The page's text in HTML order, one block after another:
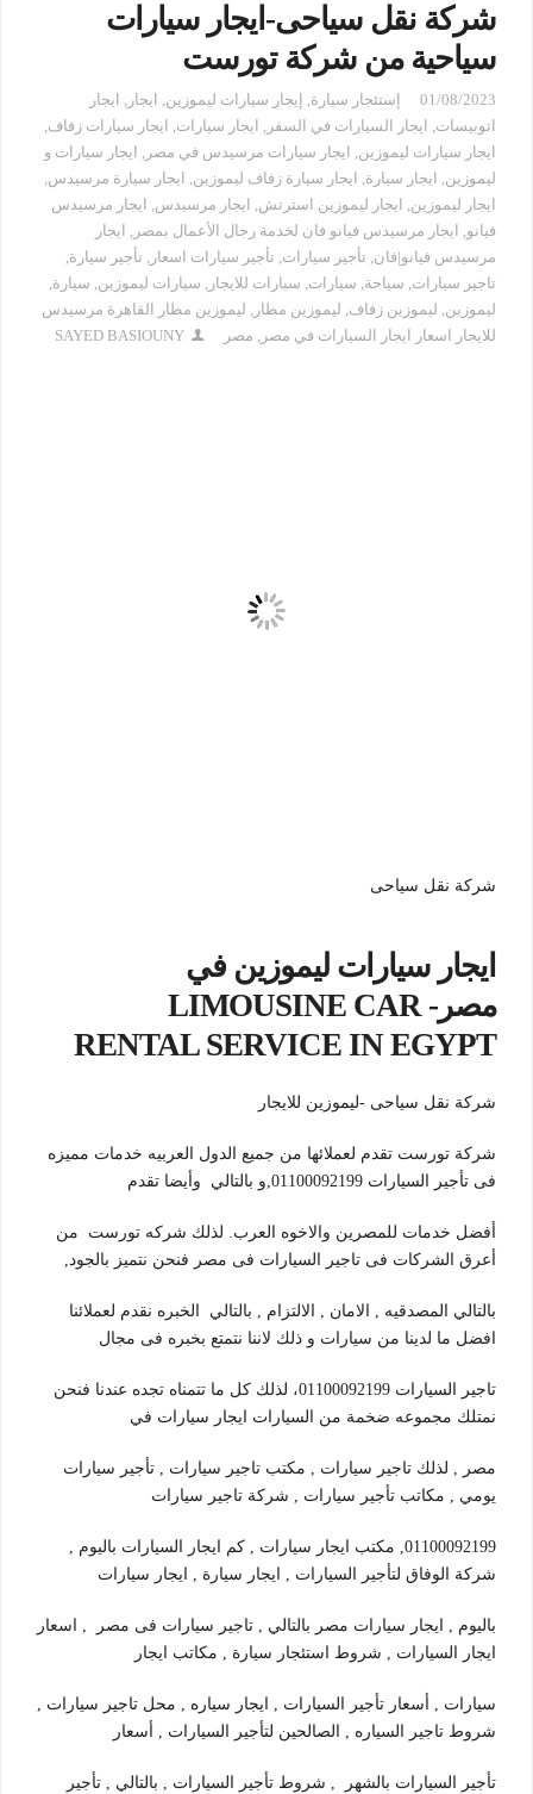
شركة نقل سياحى-ايجار سيارات
سياحية من شركة تورست
01/08/2023 إستئجار سيارة, إيجار سيارات ليموزين, ايجار , ايجار
اتوبيسات, ايجار السيارات في السفر , ايجار سيارات, ايجار سيارات زفاف,
ايجار سيارات ليموزين, ايجار سيارات مرسيدس في مصر , ايجار سيارات و
ليموزين, ايجار سيارة, ايجار سيارة زفاف ليموزين, ايجار سيارة مرسيدس,
ايجار ليموزين, ايجار ليموزين استرتش, ايجار مرسيدس, ايجار مرسيدس
فيانو, ايجار مرسيدس فيانو فان لخدمة رجال الأعمال بمصر , ايجار
مرسيدس فيانو|فان, تأجير سيارات, تأجير سيارات اسعار , تأجير سيارة,
تاجير سيارات, سياحة, سيارات, سيارات للايجار , سيارات ليموزين, سيارة,
ليموزين, ليموزين زفاف, ليموزين مطار , ليموزين مطار القاهرة مرسيدس
للايجار اسعار ايجار السيارات في مصر , مصر SAYED BASIOUNY
شركة نقل سياحى
ايجار سيارات ليموزين في
مصر- LIMOUSINE CAR
RENTAL SERVICE IN EGYPT
شركة نقل سياحى -ليموزين للايجار
شركة تورست تقدم لعملائها من جميع الدول العربيه خدمات مميزه
فى تأجير السيارات 01100092199,و بالتالي وأيضا تقدم
أفضل خدمات للمصرين والاخوه العرب. لذلك شركه تورست من
أعرق الشركات فى تاجير السيارات فى مصر فنحن نتميز بالجود,
بالتالي المصدقيه , الامان , الالتزام , بالتالي الخبره نقدم لعملائنا
افضل ما لدينا من سيارات و ذلك لاننا نتمتع بخبره فى مجال
تاجير السيارات 01100092199، لذلك كل ما تتمناه تجده عندنا فنحن
نمتلك مجموعه ضخمة من السيارات ايجار سيارات في
مصر , لذلك تاجير سيارات , مكتب تاجير سيارات , تأجير سيارات
يومي , مكاتب تأجير سيارات , شركة تاجير سيارات
01100092199, مكتب ايجار سيارات , كم ايجار السيارات باليوم ,
شركة الوفاق لتأجير السيارات , ايجار سيارة , ايجار سيارات
باليوم , ايجار سيارات مصر بالتالي , تاجير سيارات فى مصر , اسعار
ايجار السيارات , شروط استئجار سيارة , مكاتب ايجار
سيارات , أسعار تأجير السيارات , ايجار سياره , محل تاجير سيارات ,
شروط تاجير السياره , الصالحين لتأجير السيارات , أسعار
تأجير السيارات بالشهر , شروط تأجير السيارات , بالتالي , تأجير